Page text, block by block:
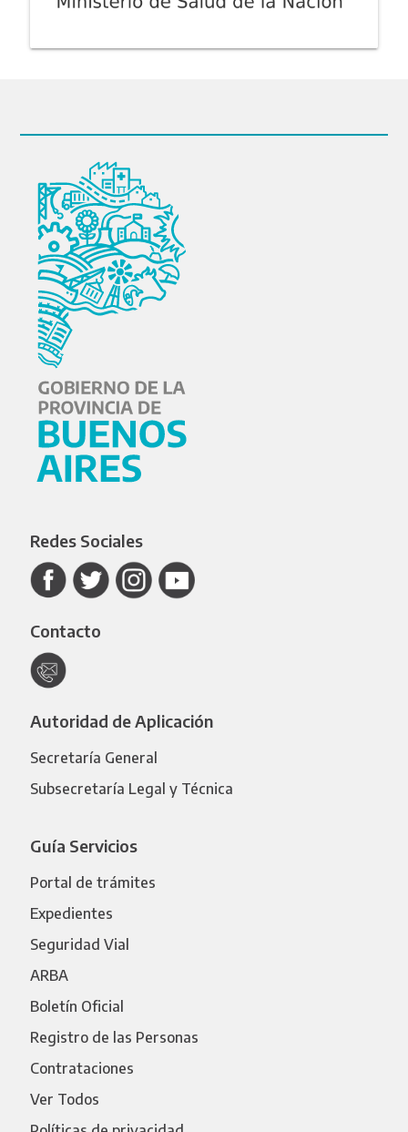
Redes Sociales
Contacto
Autoridad de Aplicación
Secretaría General
Subsecretaría Legal y Técnica
Guía Servicios
Portal de trámites
Expedientes
Seguridad Vial
ARBA
Boletín Oficial
Registro de las Personas
Contrataciones
Ver Todos